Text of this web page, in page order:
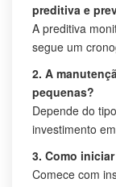
preditiva e
A preditiva
segue um
2. A
pequenas?
Depende do
investimento
3. Como
Comece com